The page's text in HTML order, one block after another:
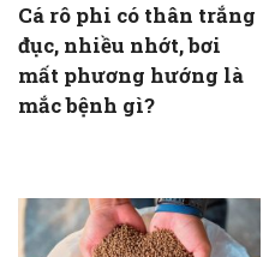
Cá rô phi có thân trắng
đục, nhiều nhớt, bơi
mất phương hướng là
mắc bệnh gì?